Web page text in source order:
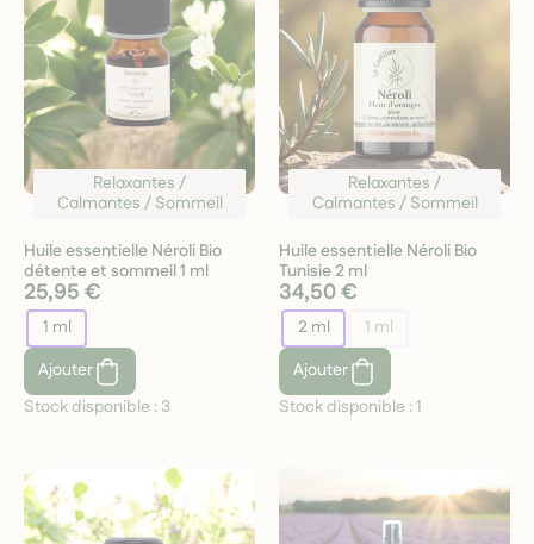
Relaxantes /
Calmantes / Sommeil
Huile essentielle Néroli Bio
détente et sommeil 1 ml
25,95 €
1 ml
Ajouter
Stock disponible : 3
Relaxantes /
Calmantes / Sommeil
Huile essentielle Néroli Bio
Tunisie 2 ml
34,50 €
2 ml
1 ml
Ajouter
Stock disponible :1